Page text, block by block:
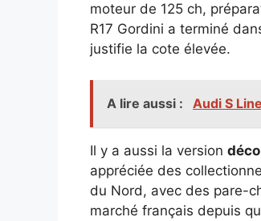
moteur de 125 ch,
R17 Gordini a terminé
justifie la cote élevée.
A lire aussi : Audi S
Il y a aussi la version
appréciée des
du Nord, avec des pare-
marché français depuis